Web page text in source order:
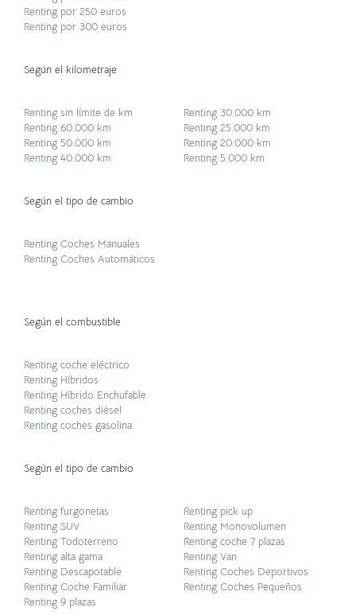
Renting por 250 euros
Renting por 300 euros
Según el kilometraje
Renting sin límite de km
Renting 60.000 km
Renting 50.000 km
Renting 40.000 km
Renting 30.000 km
Renting 25.000 km
Renting 20.000 km
Renting 5.000 km
Según el tipo de cambio
Renting Coches Manuales
Renting Coches Automáticos
Según el combustible
Renting coche eléctrico
Renting Híbridos
Renting Híbrido Enchufable
Renting coches diésel
Renting coches gasolina
Según el tipo de cambio
Renting furgonetas
Renting SUV
Renting Todoterreno
Renting alta gama
Renting Descapotable
Renting Coche Familiar
Renting 9 plazas
Renting pick up
Renting Monovolumen
Renting coche 7 plazas
Renting Van
Renting Coches Deportivos
Renting Coches Pequeños